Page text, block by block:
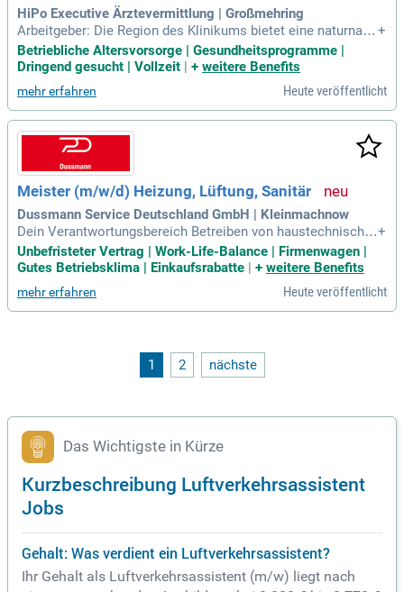
HiPo Executive Ärztevermittlung | Großmehring
Arbeitgeber: Die Region des Klinikums bietet eine naturnahe
Umgebung, klare Luft, geringe Verkehrsbelastung und ein ho
hes Maß an Sicherheit.
+
Betriebliche Altersvorsorge | Gesundheitsprogramme |
Dringend gesucht | Vollzeit | + weitere Benefits
mehr erfahren Heute veröffentlicht
Meister (m/w/d) Heizung, Lüftung, Sanitär
Dussmann Service Deutschland GmbH | Kleinmachnow
Dein Verantwortungsbereich Betreiben von haustechnische
n Anlagen (schwerpunktmäßig, Heizungs- und Sanitärtechni
k, Raumluft- und Kältetechnik sowie technische Einrichtung
olle der Arbeiten gemäß DIN
+
Unbefristeter Vertrag | Work-Life-Balance | Firmenwagen |
Gutes Betriebsklima | Einkaufsrabatte
+ weitere Benefits
mehr erfahren Heute veröffentlicht
1 2 nächste
Das Wichtigste in Kürze
Kurzbeschreibung Luftverkehrsassistent
Jobs
Gehalt: Was verdient ein Luftverkehrsassistent?
Ihr Gehalt als Luftverkehrsassistent (m/w) liegt nach